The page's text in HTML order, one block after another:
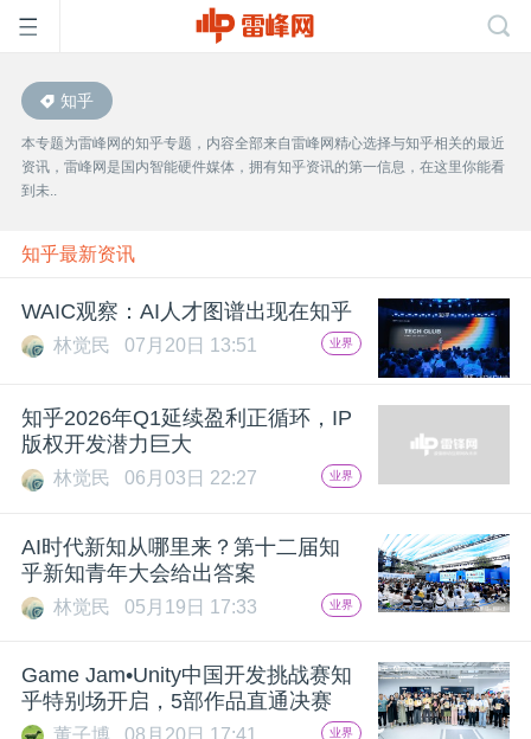
首
页
雷
峰
公
开
课
活
知乎
本专题为雷峰网的知乎专题，内容全部来自雷峰网精心选择与知乎相关的最近
资讯，雷峰网是国内智能硬件媒体，拥有知乎资讯的第一信息，在这里你能看
到未..
知乎最新资讯
WAIC观察：AI人才图谱出现在知乎
林觉民 07月20日 13:51 业界
知乎2026年Q1延续盈利正循环，IP
版权开发潜力巨大
林觉民 06月03日 22:27 业界
AI时代新知从哪里来？第十二届知
乎新知青年大会给出答案
林觉民 05月19日 17:33 业界
Game Jam•Unity中国开发挑战赛知
乎特别场开启，5部作品直通决赛
董子博 08月20日 17:41 业界